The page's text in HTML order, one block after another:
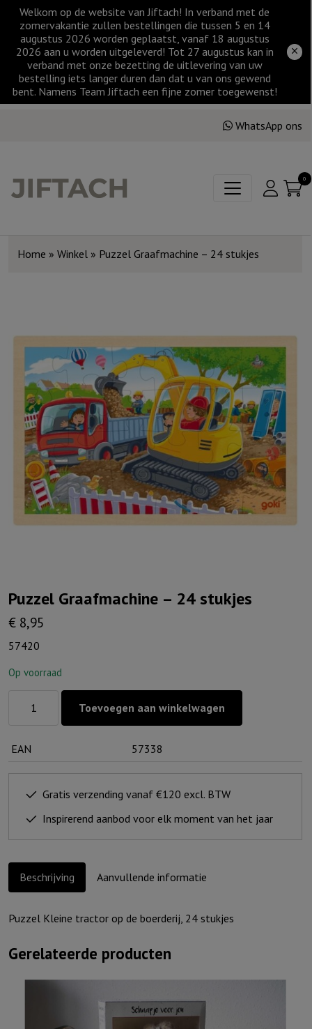
Welkom op de website van Jiftach! In verband met de
zomervakantie zullen bestellingen die tussen 5 en 14
augustus 2026 worden geplaatst, vanaf 18 augustus
2026 aan u worden uitgeleverd! Tot 27 augustus kan in
verband met onze bezetting de uitlevering van uw
bestelling iets langer duren dan dat u van ons gewend
bent. Namens Team Jiftach een fijne zomer toegewenst!
WhatsApp ons
0
Home » Winkel » Puzzel Graafmachine – 24 stukjes
Puzzel Graafmachine – 24 stukjes
€ 8,95
57420
Op voorraad
24
stukjes
aantal
Toevoegen aan winkelwagen
EAN 57338
Gratis verzending vanaf €120 excl. BTW
Inspirerend aanbod voor elk moment van het jaar
Beschrijving Aanvullende informatie
Puzzel Kleine tractor op de boerderij, 24 stukjes
Gerelateerde producten